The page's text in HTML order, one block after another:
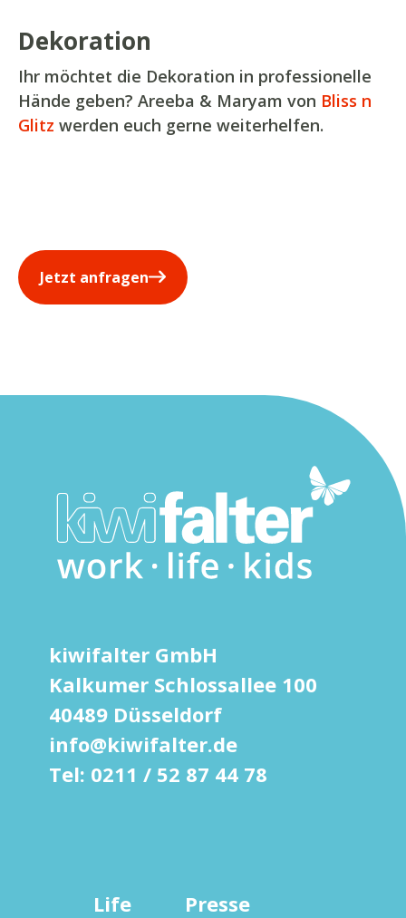
Dekoration
Ihr möchtet die Dekoration in professionelle
Hände geben? Areeba & Maryam von Bliss n
Glitz werden euch gerne weiterhelfen.
Jetzt anfragen
kiwifalter GmbH
Kalkumer Schlossallee 100
40489 Düsseldorf
info@kiwifalter.de
Tel: 0211 / 52 87 44 78
Life
Presse